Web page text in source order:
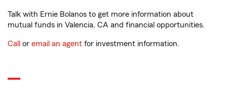
Talk with Ernie Bolanos to get more information about
mutual funds in Valencia, CA and financial opportunities.
Call or email an agent for investment information.